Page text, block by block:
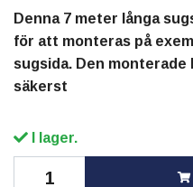
Denna 7 meter långa
för att monteras på
sugsida. Den
säkerst
I lager.